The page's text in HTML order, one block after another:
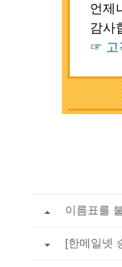
언제
감사
☞ 고
이름표를
[한메일넷